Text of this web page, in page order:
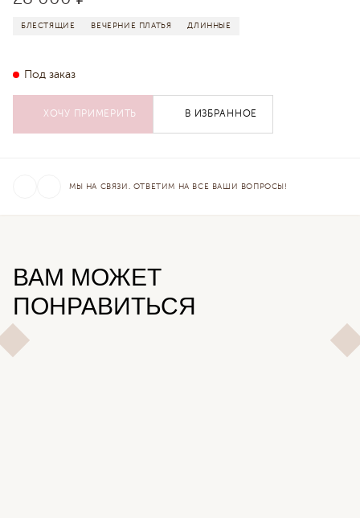
БЛЕСТЯЩИЕ ВЕЧЕРНИЕ ПЛАТЬЯ ДЛИННЫЕ
Под заказ
ХОЧУ ПРИМЕРИТЬ В ИЗБРАННОЕ
МЫ НА СВЯЗИ. ОТВЕТИМ НА ВСЕ ВАШИ ВОПРОСЫ!
ВАМ МОЖЕТ
ПОНРАВИТЬСЯ